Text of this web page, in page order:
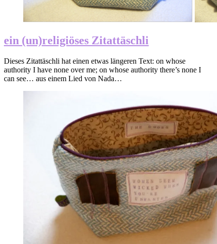
ein (un)religiöses Zitattäschli
Dieses Zitattäschli hat einen etwas längeren Text: on whose
authority I have none over me; on whose authority there’s none I
can see… aus einem Lied von Nada…